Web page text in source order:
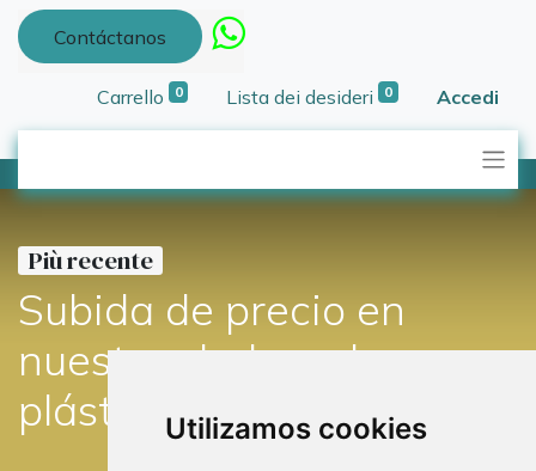
Utilizamos cookies
Contáctanos
Carrello 0 Lista dei desideri 0 Accedi
Più recente
Subida de precio en
nuestras bolsas de
plástico